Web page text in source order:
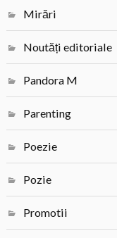
Mirări
Noutăți editoriale
Pandora M
Parenting
Poezie
Pozie
Promotii